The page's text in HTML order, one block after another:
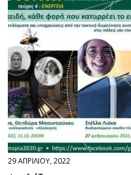
29 ΑΠΡΙΛΙΟΥ, 2022